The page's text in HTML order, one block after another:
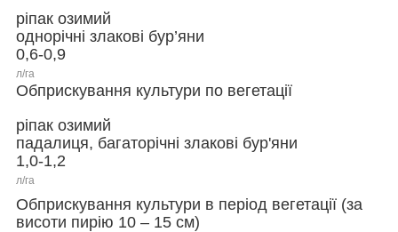
ріпак озимий
однорічні злакові бур’яни
0,6-0,9
л/га
Обприскування культури по вегетації
ріпак озимий
падалиця, багаторічні злакові бур'яни
1,0-1,2
л/га
Обприскування культури в період вегетації (за
висоти пирію 10 – 15 см)